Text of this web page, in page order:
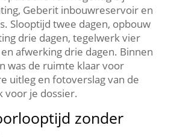
Geberit inbouwreservoir en
Slooptijd twee dagen, opbouw
drie dagen, tegelwerk vier
afwerking drie dagen. Binnen
was de ruimte klaar voor
uitleg en fotoverslag van de
voor je dossier.
zonder